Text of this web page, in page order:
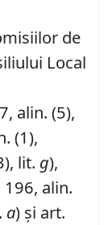
de
Local
alin. (5),
(1),
lit. g),
196, alin.
a) și art.